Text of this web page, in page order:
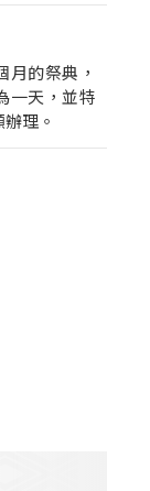
月的祭典，
一天，並特
理。